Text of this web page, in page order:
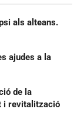
als alteans.
ajudes a la
de la
i revitalització